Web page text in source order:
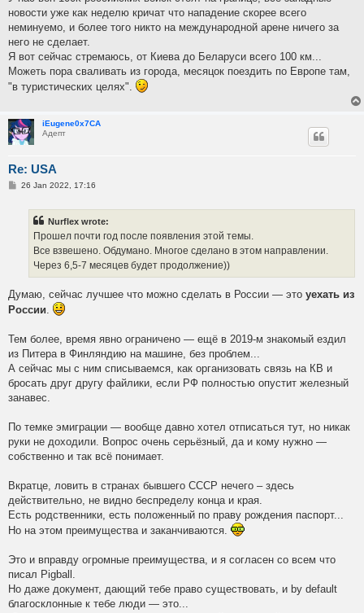
новости уже как неделю кричат что нападение скорее всего
неминуемо, и более того никто на международной арене ничего за
него не сделает.
Я вот сейчас стремаюсь, от Киева до Беларуси всего 100 км...
Можеть пора сваливать из города, месяцок поездить по Европе там,
"в туристических целях".
iEugene0x7CA
Адепт
Re: USA
P26 Jan 2022, 17:16
Nurflex wrote:
Прошел почти год после появления этой темы.
Все взвешено. Обдумано. Многое сделано в этом направлении.
Через 6,5-7 месяцев будет продолжение))
Думаю, сейчас лучшее что можно сделать в России — это уехать из
России.
Тем более, время явно ограничено — ещё в 2019-м знакомый ездил
из Питера в Финляндию на машине, без проблем...
А сейчас мы с ним списываемся, как организовать связь на КВ и
бросать друг другу файлики, если РФ полностью опустит железный
занавес.
По темке эмиграции — вообще давно хотел отписаться тут, но никак
руки не доходили. Вопрос очень серьёзный, да и кому нужно —
собственно и так всё понимает.
Вкратце, ловить в странах бывшего СССР нечего – здесь
действительно, не видно беспределу конца и края.
Есть родственники, есть положенный по праву рождения паспорт...
Но на этом преимущества и заканчиваются.
Это и вправду огромные преимущества, и я согласен со всем что
писал Pigball.
Но даже документ, дающий тебе право существовать, и by default
благосклонные к тебе люди — это...